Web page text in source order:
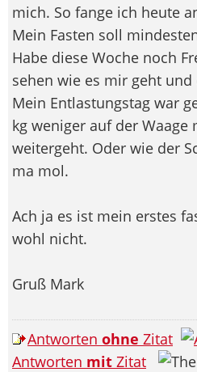
mich. So fange ich heute
Mein Fasten soll
Habe diese Woche noch
sehen wie es mir geht
Mein Entlastungstag war
kg weniger auf der Waage
weitergeht. Oder wie der
ma mol.
Ach ja es ist mein erstes
wohl nicht.
Gruß Mark
Antworten ohne Zitat
Antworten mit Zitat